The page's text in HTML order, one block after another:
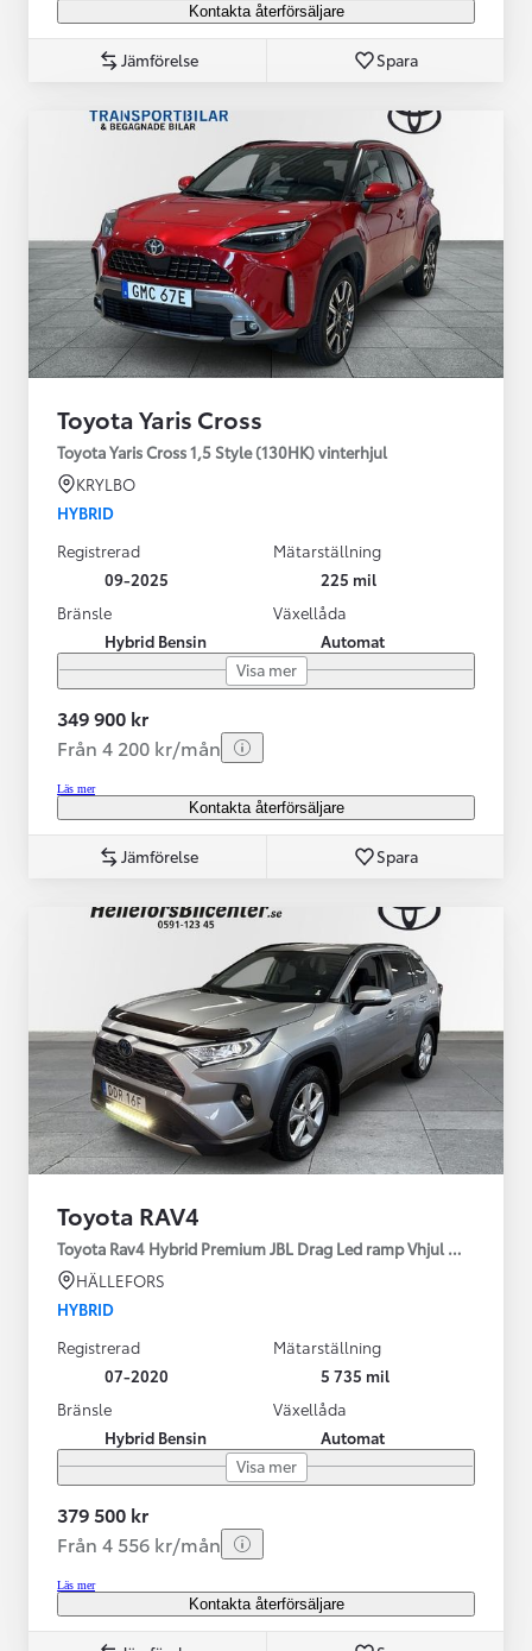
Kontakta återförsäljare
Jämförelse Spara
Toyota Yaris Cross
Toyota Yaris Cross 1,5 Style (130HK) vinterhjul
KRYLBO
HYBRID
Registrerad
09-2025
Mätarställning
225 mil
Bränsle
Hybrid Bensin
Växellåda
Automat
Visa mer
349 900 kr
Från 4 200 kr/mån
Läs mer
Kontakta återförsäljare
Jämförelse Spara
Toyota RAV4
Toyota Rav4 Hybrid Premium JBL Drag Led ramp Vhjul motorv
HÄLLEFORS
HYBRID
Registrerad
07-2020
Mätarställning
5 735 mil
Bränsle
Hybrid Bensin
Växellåda
Automat
Visa mer
379 500 kr
Från 4 556 kr/mån
Läs mer
Kontakta återförsäljare